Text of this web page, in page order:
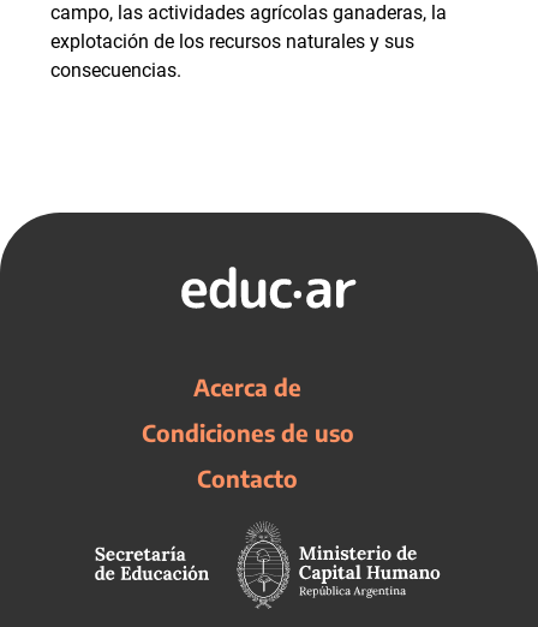
campo, las actividades agrícolas ganaderas, la
explotación de los recursos naturales y sus
consecuencias.
Acerca de
Condiciones de uso
Contacto